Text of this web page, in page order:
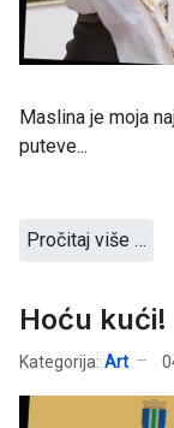
Maslina je moja
puteve...
Pročitaj više …
Hoću kući!
Kategorija: Art